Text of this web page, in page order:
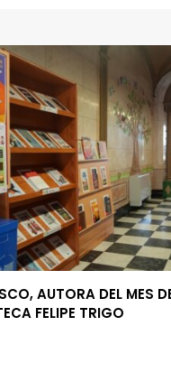
AUTORA DEL MES
FELIPE TRIGO